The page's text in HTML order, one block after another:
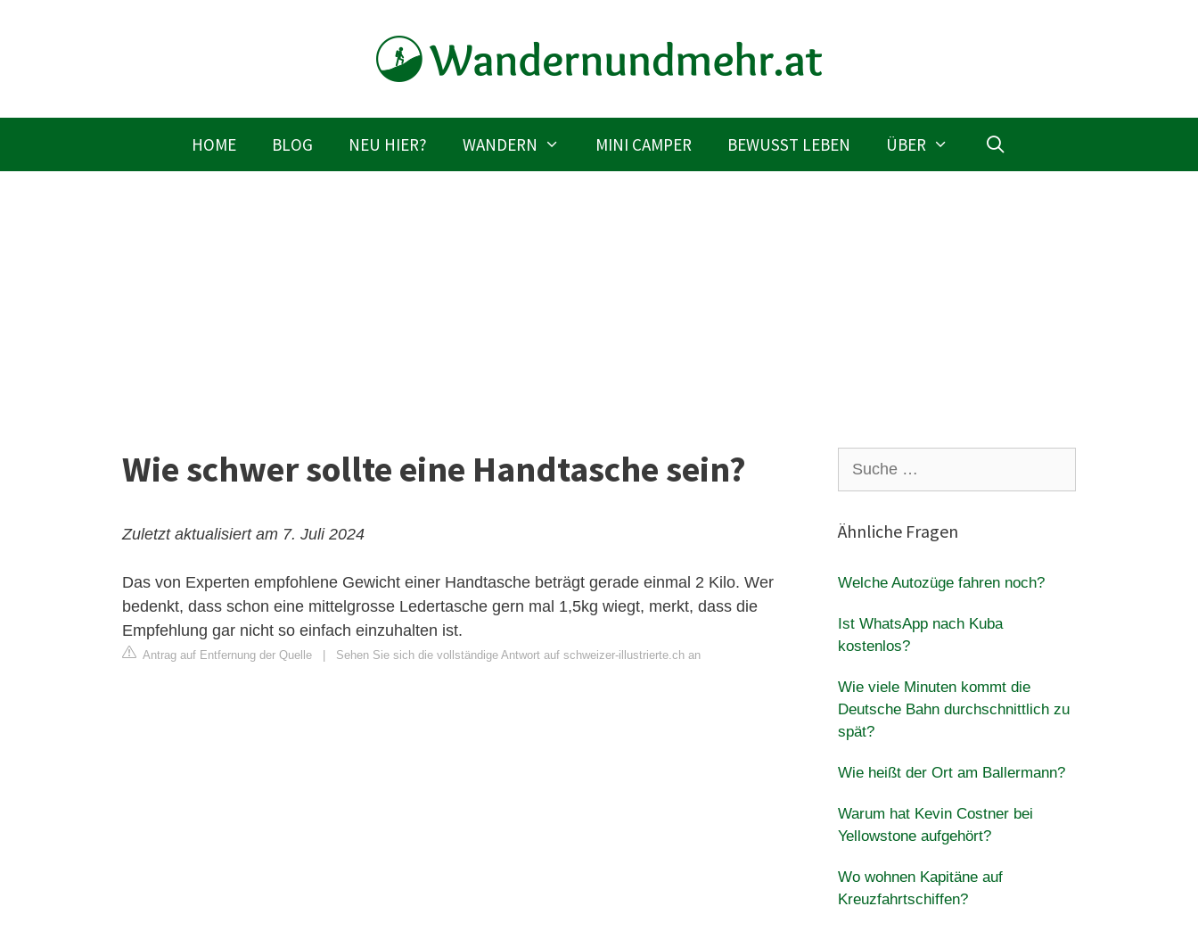
HOME BLOG NEU HIER? WANDERN MINI CAMPER BEWUSST LEBEN ÜBER
Wie schwer sollte eine Handtasche sein?
Zuletzt aktualisiert am 7. Juli 2024
Das von Experten empfohlene Gewicht einer Handtasche beträgt gerade einmal 2 Kilo. Wer
bedenkt, dass schon eine mittelgrosse Ledertasche gern mal 1,5kg wiegt, merkt, dass die
Empfehlung gar nicht so einfach einzuhalten ist.
Antrag auf Entfernung der Quelle Sehen Sie sich die vollständige Antwort auf schweizer-illustrierte.ch an
nach:
Ähnliche Fragen
Welche Autozüge fahren noch?
Ist WhatsApp nach Kuba
kostenlos?
Wie viele Minuten kommt die
Deutsche Bahn durchschnittlich zu
spät?
Wie heißt der Ort am Ballermann?
Warum hat Kevin Costner bei
Yellowstone aufgehört?
Wo wohnen Kapitäne auf
Kreuzfahrtschiffen?